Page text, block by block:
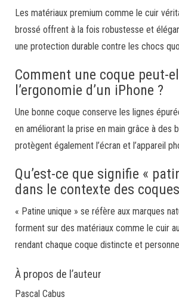
Les matériaux premium comme le cuir
brossé offrent à la fois robustesse et
une protection durable contre les chocs
Comment une coque peut-
l’ergonomie d’un iPhone ?
Une bonne coque conserve les lignes
en améliorant la prise en main grâce à des
protègent également l’écran et l’appareil
Qu’est-ce que signifie «
dans le contexte des
« Patine unique » se réfère aux marques
forment sur des matériaux comme le cuir
rendant chaque coque distincte et
À propos de l’auteur
Pascal Cabus